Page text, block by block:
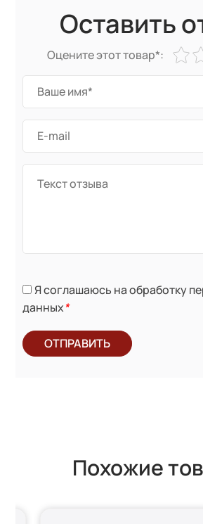
Оставить
Оцените этот товар*:
Я соглашаюсь на обработку
данных*
ОТПРАВИТЬ
Похожие